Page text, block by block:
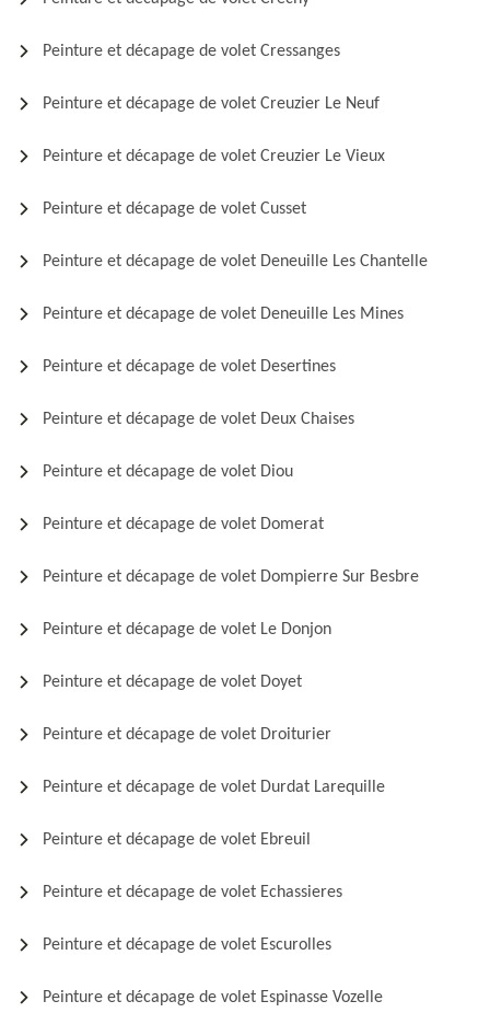
Peinture et décapage de volet Cressanges
Peinture et décapage de volet Creuzier Le Neuf
Peinture et décapage de volet Creuzier Le Vieux
Peinture et décapage de volet Cusset
Peinture et décapage de volet Deneuille Les Chantelle
Peinture et décapage de volet Deneuille Les Mines
Peinture et décapage de volet Desertines
Peinture et décapage de volet Deux Chaises
Peinture et décapage de volet Diou
Peinture et décapage de volet Domerat
Peinture et décapage de volet Dompierre Sur Besbre
Peinture et décapage de volet Le Donjon
Peinture et décapage de volet Doyet
Peinture et décapage de volet Droiturier
Peinture et décapage de volet Durdat Larequille
Peinture et décapage de volet Ebreuil
Peinture et décapage de volet Echassieres
Peinture et décapage de volet Escurolles
Peinture et décapage de volet Espinasse Vozelle